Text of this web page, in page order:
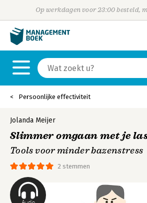
Op werkdagen voor 23:00 besteld,
Persoonlijke effectiviteit
2 stemmen
Jolanda Meijer
Slimmer omgaan met je
Tools voor minder bazenstress